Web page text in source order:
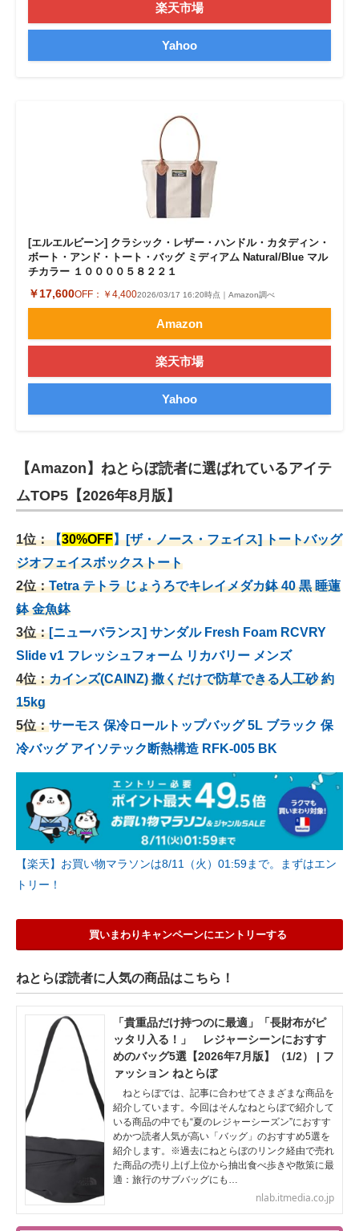
楽天市場
Yahoo
[エルエルビーン] クラシック・レザー・ハンドル・カタディン・
ボート・アンド・トート・バッグ ミディアム Natural/Blue マル
チカラー １００００５８２２１
￥17,600OFF： ￥4,4002026/03/17 16:20時点｜Amazon調べ
Amazon
楽天市場
Yahoo
【Amazon】ねとらぼ読者に選ばれているアイテ
ムTOP5【2026年8月版】
1位：【30%OFF】[ザ・ノース・フェイス] トートバッグ
ジオフェイスボックストート
2位：Tetra テトラ じょうろでキレイメダカ鉢 40 黒 睡蓮
鉢 金魚鉢
3位：[ニューバランス] サンダル Fresh Foam RCVRY
Slide v1 フレッシュフォーム リカバリー メンズ
4位：カインズ(CAINZ) 撒くだけで防草できる人工砂 約
15kg
5位：サーモス 保冷ロールトップバッグ 5L ブラック 保
冷バッグ アイソテック断熱構造 RFK-005 BK
【楽天】お買い物マラソンは8/11（火）01:59まで。まずはエン
トリー！
買いまわりキャンペーンにエントリーする
ねとらぼ読者に人気の商品はこちら！
「貴重品だけ持つのに最適」「長財布がピ
ッタリ入る！」 レジャーシーンにおすす
めのバッグ5選【2026年7月版】（1/2） | フ
ァッション ねとらぼ
ねとらぼでは、記事に合わせてさまざまな商品を
紹介しています。今回はそんなねとらぼで紹介して
いる商品の中でも“夏のレジャーシーズン”におすす
めかつ読者人気が高い「バッグ」のおすすめ5選を
紹介します。※過去にねとらぼのリンク経由で売れ
た商品の売り上げ上位から抽出食べ歩きや散策に最
適：旅行のサブバッグにも…
nlab.itmedia.co.jp